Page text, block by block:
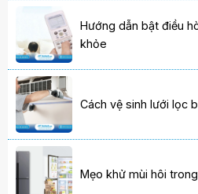
Hướng dẫn bật điều
khỏe
Cách vệ sinh lưới lọc
Mẹo khử mùi hôi